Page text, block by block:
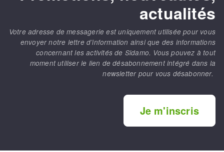
actualités
Votre adresse de messagerie est uniquement utilisée pour vous
envoyer notre lettre d’information ainsi que des informations
concernant les activités de Sidamo. Vous pouvez à tout
moment utiliser le lien de désabonnement intégré dans la
newsletter pour vous désabonner.
Je m'inscris